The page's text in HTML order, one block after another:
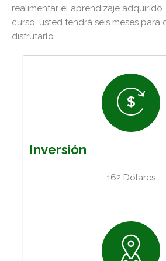
realimentar el aprendizaje
curso, usted tendrá seis meses para
disfrutarlo.
Inversión
162 Dólares